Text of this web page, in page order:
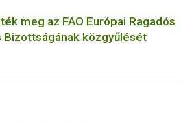
meg az FAO Európai Ragadós
Bizottságának közgyűlését